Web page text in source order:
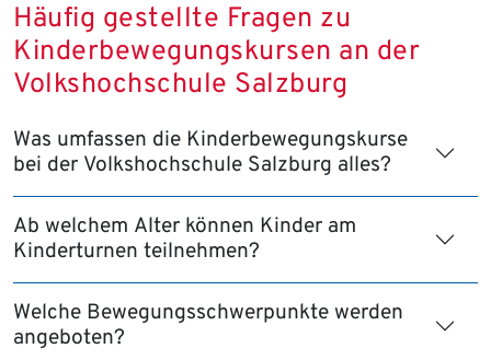
Häufig gestellte Fragen zu
Kinderbewegungskursen an der
Volkshochschule Salzburg
Was umfassen die Kinderbewegungskurse
bei der Volkshochschule Salzburg alles?
Ab welchem Alter können Kinder am
Kinderturnen teilnehmen?
Welche Bewegungsschwerpunkte werden
angeboten?